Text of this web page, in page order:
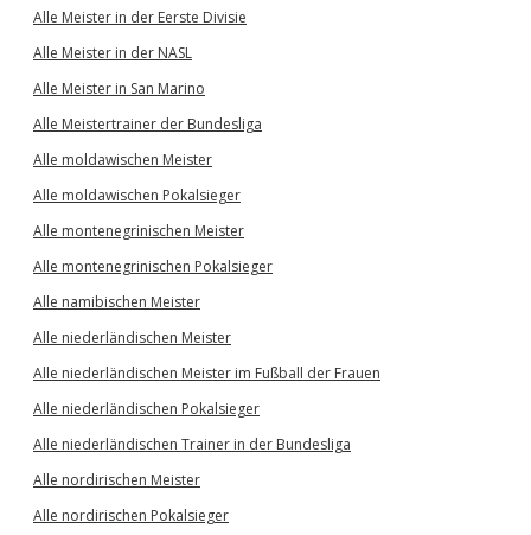
Alle Meister in der Eerste Divisie
Alle Meister in der NASL
Alle Meister in San Marino
Alle Meistertrainer der Bundesliga
Alle moldawischen Meister
Alle moldawischen Pokalsieger
Alle montenegrinischen Meister
Alle montenegrinischen Pokalsieger
Alle namibischen Meister
Alle niederländischen Meister
Alle niederländischen Meister im Fußball der Frauen
Alle niederländischen Pokalsieger
Alle niederländischen Trainer in der Bundesliga
Alle nordirischen Meister
Alle nordirischen Pokalsieger